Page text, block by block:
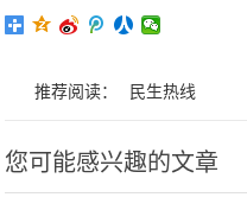
推荐阅读： 民生热线
您可能感兴趣的文章